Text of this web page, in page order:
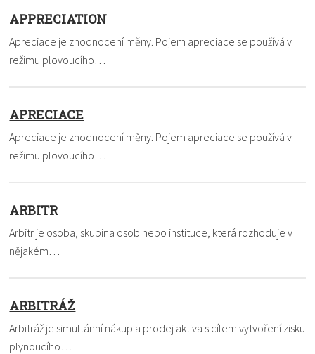
APPRECIATION
Apreciace je zhodnocení měny. Pojem apreciace se používá v
režimu plovoucího…
APRECIACE
Apreciace je zhodnocení měny. Pojem apreciace se používá v
režimu plovoucího…
ARBITR
Arbitr je osoba, skupina osob nebo instituce, která rozhoduje v
nějakém…
ARBITRÁŽ
Arbitráž je simultánní nákup a prodej aktiva s cílem vytvoření zisku
plynoucího…